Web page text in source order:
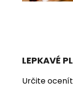
LEPKAVÉ
Určite